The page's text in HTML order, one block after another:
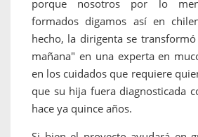
porque nosotros por lo
formados digamos así en
hecho, la dirigenta se
mañana" en una experta en
en los cuidados que requiere
que su hija fuera diagnosticada
hace ya quince años.